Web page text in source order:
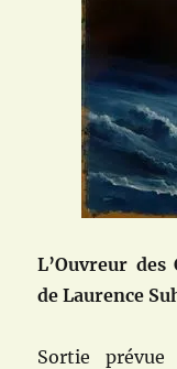
L’Ouvreur
de Laurence
Sortie